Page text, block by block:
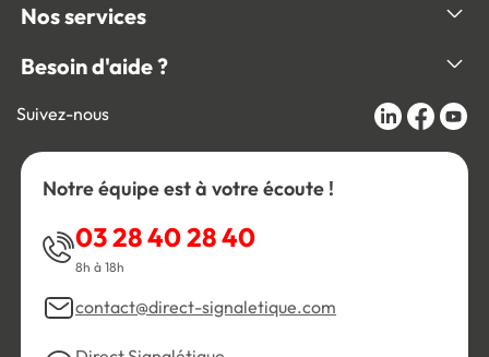
Nos services
Besoin d'aide ?
Suivez-nous
Notre équipe est à votre écoute !
03 28 40 28 40
8h à 18h
contact@direct-signaletique.com